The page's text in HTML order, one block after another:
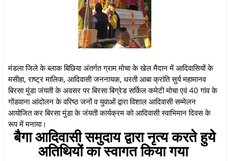
मंडला जिले के ब्लाक बिछिया अंतर्गत ग्राम मोचा के खेल मैदान में आदिवासियों के
मसीहा, राष्ट्र मालिक, आदिवासी जननायक, धरती आबा क्रांति सुर्य महामानव
बिरसा मुंडा जंयती के अवसर पर बिरसा बिग्रेड सर्किल कमेटी मोचा एवं 40 गांव के
गोंडवाना आंदोलन के वरिष्ठ जनों व युवाओं द्वारा विशाल आदिवासी सम्मेलन
आयोजित कर बिरसा मुंडा के जंयती कार्यक्रम को आदिवासी स्वाभिमान दिवस के
रूप में मनाया।
बैगा आदिवासी समुदाय द्वारा नृत्य करते हुये
अतिथियों का स्वागत किया गया